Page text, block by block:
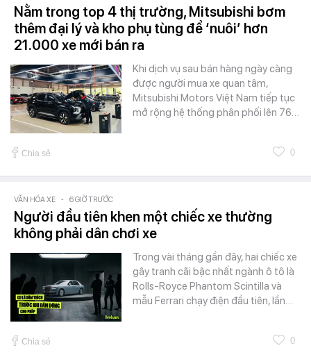
Nằm trong top 4 thị trường, Mitsubishi bơm
thêm đại lý và kho phụ tùng để ‘nuôi’ hơn
21.000 xe mới bán ra
Khi dịch vụ sau bán hàng ngày càng
được người mua xe quan tâm,
Mitsubishi Motors Việt Nam tiếp tục
mở rộng hệ thống phân phối lên 76…
Chia sẻ 0
VĂN HÓA XE - 6 GIỜ TRƯỚC
Người đầu tiên khen một chiếc xe thường
không phải dân chơi xe
Trong vài tháng gần đây, hai chiếc xe
gây tranh cãi bậc nhất ngành ô tô là
Rolls-Royce Phantom Scintilla và
mẫu Ferrari chạy điện đầu tiên, lần…
Chia sẻ 0